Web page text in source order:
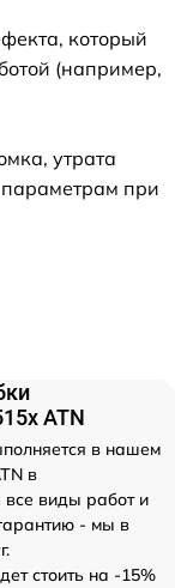
который
(например,
утрата
параметрам при
ATN
в нашем
в
виды работ и
- мы в
стоить на -15%